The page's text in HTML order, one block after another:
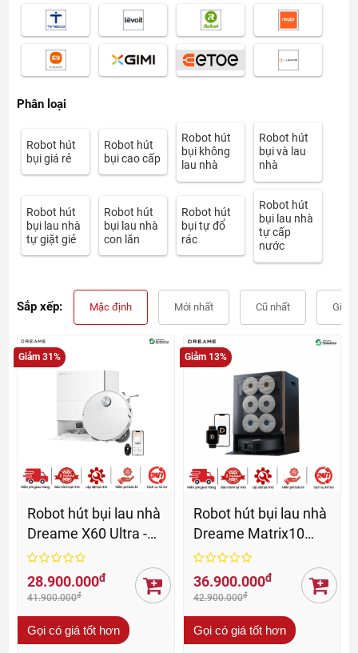
Phân loại
Robot hút
bụi giá rẻ
Robot hút
bụi cao cấp
Robot hút
bụi không
lau nhà
Robot hút
bụi và lau
nhà
Robot hút
bụi lau nhà
tự giặt giẻ
Robot hút
bụi lau nhà
con lăn
Robot hút
bụi tự đổ
rác
Robot hút
bụi lau nhà
tự cấp
nước
Sắp xếp: Mặc định Mới nhất Cũ nhất Giá
Giảm 31%
Robot hút bụi lau nhà
Dreame X60 Ultra -
BH 24 Th
28.900.000đ
41.900.000đ
Gọi có giá tốt hơn
Giảm 13%
Robot hút bụi lau nhà
Dreame Matrix10
Ultra - BH 24 Th
36.900.000đ
42.900.000đ
Gọi có giá tốt hơn